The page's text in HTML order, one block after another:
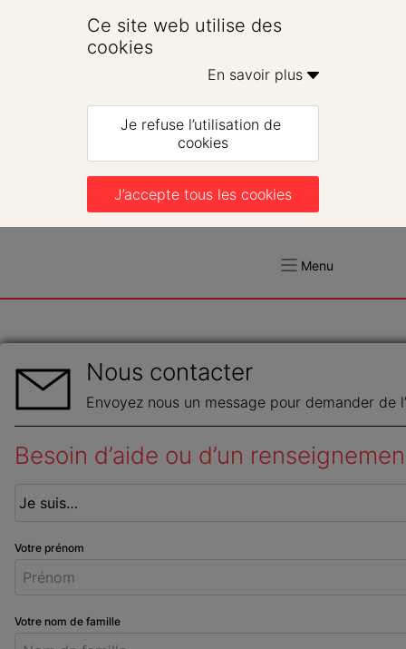
Ce site web utilise des
cookies
En savoir plus
Je refuse l’utilisation de
cookies
J’accepte tous les cookies
Menu
Nous contacter
Envoyez nous un message pour demander de
Besoin d’aide ou d’un
Votre prénom
Votre nom de famille